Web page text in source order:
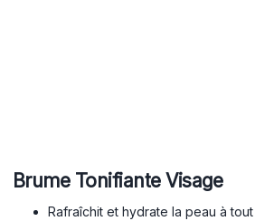
Brume Tonifiante Visage
Rafraîchit et hydrate la peau à